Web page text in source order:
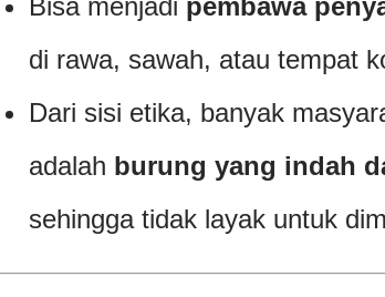
di rawa, sawah, atau tempat
Dari sisi etika, banyak
adalah burung yang indah
sehingga tidak layak untuk